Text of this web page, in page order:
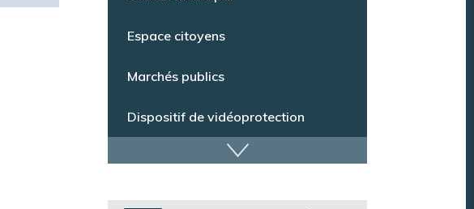
Dispositif de vidéoprotection